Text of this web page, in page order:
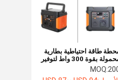
طاقة احتياطية بطارية
محمولة بقوة 300 واط لتوفير
المستمرةMOQ: